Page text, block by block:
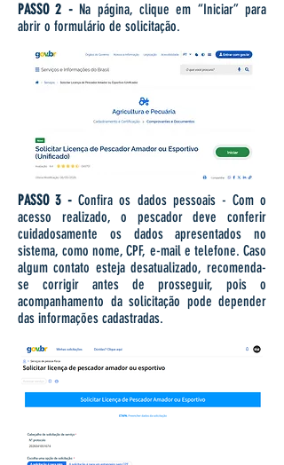
PASSO 2 -Na página, clique em “Iniciar” para
abrir o formulário de solicitação.
PASSO 3 -Confira os dados pessoais - Com o
acesso realizado, o pescador deve conferir
cuidadosamente os dados apresentados no
sistema, como nome, CPF, e-mail e telefone. Caso
algum contato esteja desatualizado, recomenda-
se corrigir antes de prosseguir, pois o
acompanhamento da solicitação pode depender
das informações cadastradas.